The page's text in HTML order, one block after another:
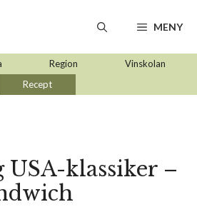
MENY
Region
Vinskolan
Recept
USA-klassiker –